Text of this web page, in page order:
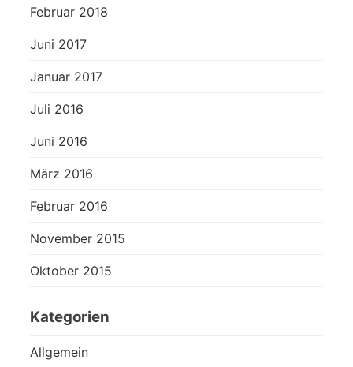
Februar 2018
Juni 2017
Januar 2017
Juli 2016
Juni 2016
März 2016
Februar 2016
November 2015
Oktober 2015
Kategorien
Allgemein